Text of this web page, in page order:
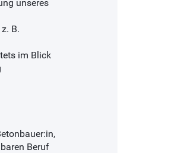
unseres
B.
im Blick
Beruf